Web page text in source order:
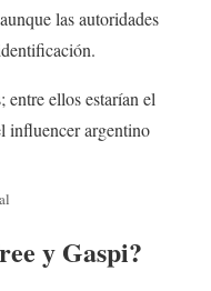
las autoridades
y Gaspi?